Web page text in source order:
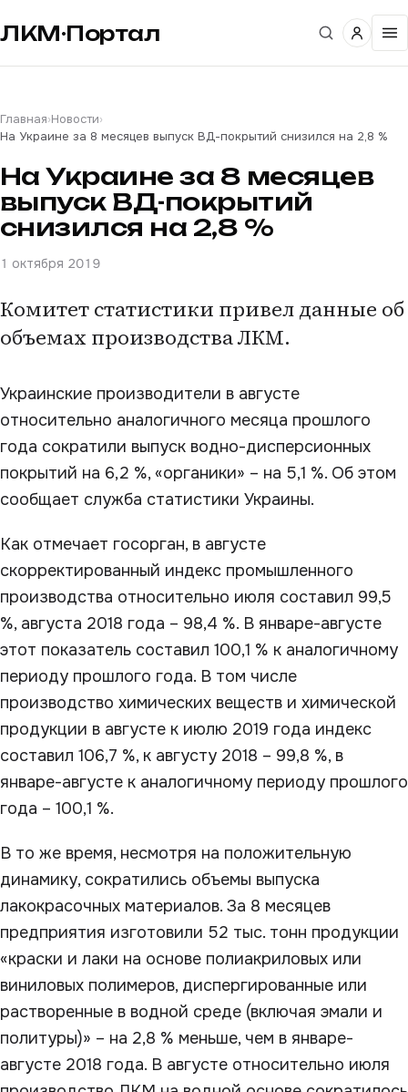
ЛКМ·Портал
Главная›Новости›
На Украине за 8 месяцев выпуск ВД-покрытий снизился на 2,8 %
На Украине за 8 месяцев
выпуск ВД-покрытий
снизился на 2,8 %
1 октября 2019
Комитет статистики привел данные об
объемах производства ЛКМ.
Украинские производители в августе
относительно аналогичного месяца прошлого
года сократили выпуск водно-дисперсионных
покрытий на 6,2 %, «органики» – на 5,1 %. Об этом
сообщает служба статистики Украины.
Как отмечает госорган, в августе
скорректированный индекс промышленного
производства относительно июля составил 99,5
%, августа 2018 года – 98,4 %. В январе-августе
этот показатель составил 100,1 % к аналогичному
периоду прошлого года. В том числе
производство химических веществ и химической
продукции в августе к июлю 2019 года индекс
составил 106,7 %, к августу 2018 – 99,8 %, в
январе-августе к аналогичному периоду прошлого
года – 100,1 %.
В то же время, несмотря на положительную
динамику, сократились объемы выпуска
лакокрасочных материалов. За 8 месяцев
предприятия изготовили 52 тыс. тонн продукции
«краски и лаки на основе полиакриловых или
виниловых полимеров, диспергированные или
растворенные в водной среде (включая эмали и
политуры)» – на 2,8 % меньше, чем в январе-
августе 2018 года. В августе относительно июля